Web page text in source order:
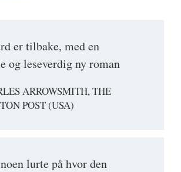
er tilbake, med en
og leseverdig ny roman
ARROWSMITH, THE
POST (USA)
lurte på hvor den